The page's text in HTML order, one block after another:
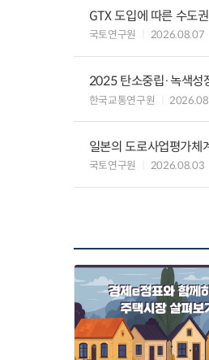
GTX 도입에 따른 수도
국토연구원 2026.08.07
2025 탄소중립·녹색성
한국교통연구원
일본의 도로사업평가체
국토연구원 2026.08.03